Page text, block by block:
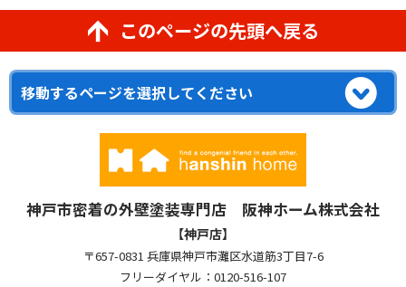
このページの先頭へ戻る
神戸市密着の外壁塗装専門店 阪神ホーム株式会社
【神戸店】
〒657-0831 兵庫県神戸市灘区水道筋3丁目7-6
フリーダイヤル：0120-516-107